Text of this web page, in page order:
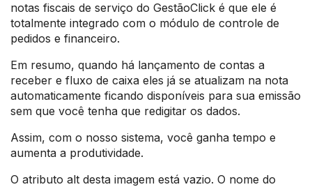
notas fiscais de serviço do GestãoClick é que ele é
totalmente integrado com o módulo de controle de
pedidos e financeiro.
Em resumo, quando há lançamento de contas a
receber e fluxo de caixa eles já se atualizam na nota
automaticamente ficando disponíveis para sua emissão
sem que você tenha que redigitar os dados.
Assim, com o nosso sistema, você ganha tempo e
aumenta a produtividade.
O atributo alt desta imagem está vazio. O nome do